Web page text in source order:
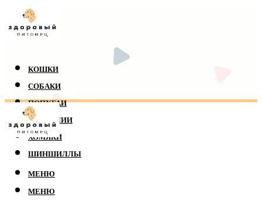
КОШКИ
СОБАКИ
ПОПУГАИ
РЕПТИЛИИ
ХОМЯКИ
ШИНШИЛЛЫ
МЕНЮ
МЕНЮ